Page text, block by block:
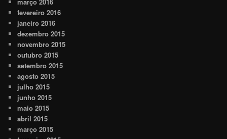
fevereiro 2016
janeiro 2016
dezembro 2015
novembro 2015
outubro 2015
setembro 2015
agosto 2015
julho 2015
junho 2015
maio 2015
abril 2015
março 2015